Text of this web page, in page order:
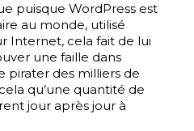
puisque WordPress est
au monde, utilisé
Internet, cela fait de lui
une faille dans
pirater des milliers de
qu’une quantité de
jour après jour à